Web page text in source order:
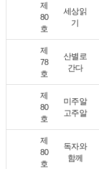
제
80
호
세상읽
기
제
78
호
산별로
간다
제
80
호
미주알
고주알
제
80
호
독자와
함께